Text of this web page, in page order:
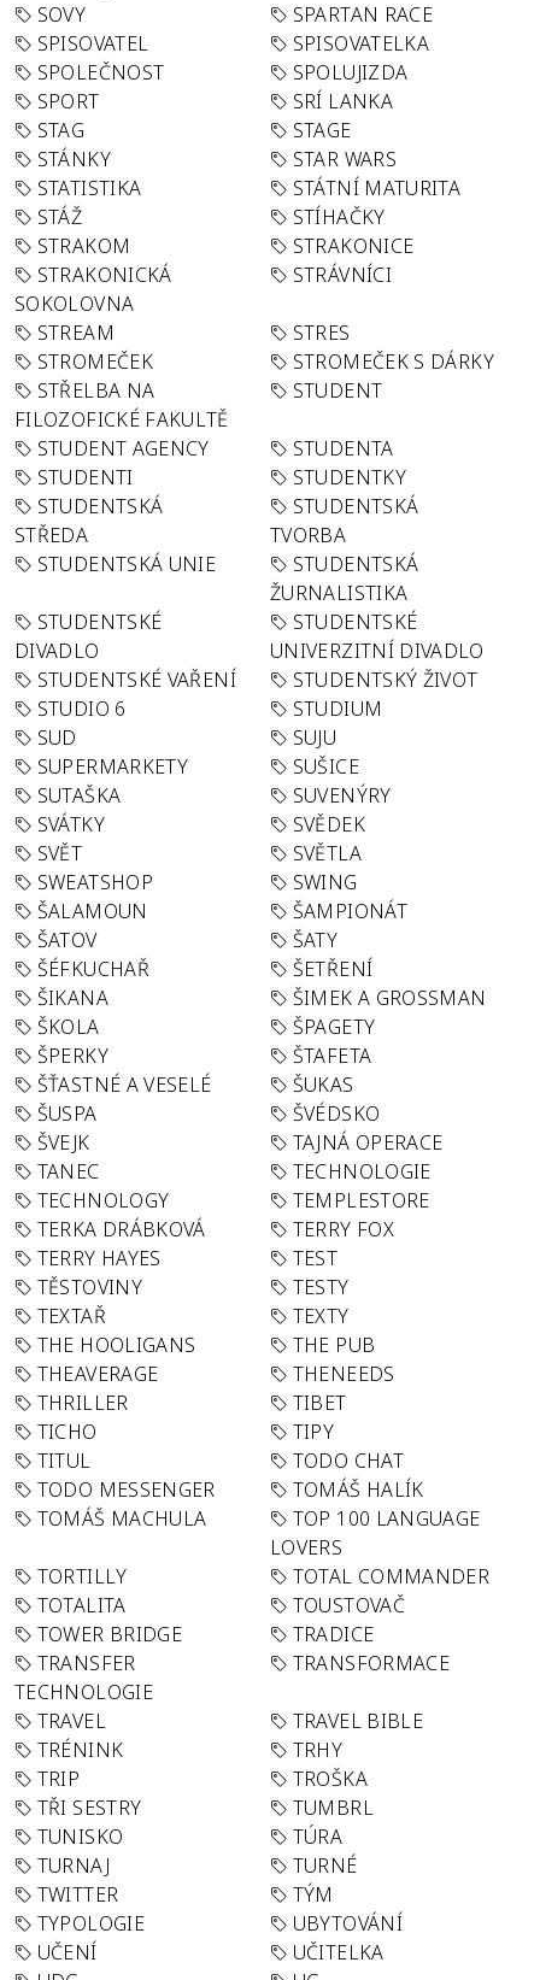
SOVY
SPARTAN RACE
SPISOVATEL
SPISOVATELKA
SPOLEČNOST
SPOLUJIZDA
SPORT
SRÍ LANKA
STAG
STAGE
STÁNKY
STAR WARS
STATISTIKA
STÁTNÍ MATURITA
STÁŽ
STÍHAČKY
STRAKOM
STRAKONICE
STRAKONICKÁ
SOKOLOVNA
STRÁVNÍCI
STREAM
STRES
STROMEČEK
STROMEČEK S DÁRKY
STŘELBA NA
FILOZOFICKÉ FAKULTĚ
STUDENT
STUDENT AGENCY
STUDENTA
STUDENTI
STUDENTKY
STUDENTSKÁ
STŘEDA
STUDENTSKÁ
TVORBA
STUDENTSKÁ UNIE
STUDENTSKÁ
ŽURNALISTIKA
STUDENTSKÉ
DIVADLO
STUDENTSKÉ
UNIVERZITNÍ DIVADLO
STUDENTSKÉ VAŘENÍ
STUDENTSKÝ ŽIVOT
STUDIO 6
STUDIUM
SUD
SUJU
SUPERMARKETY
SUŠICE
SUTAŠKA
SUVENÝRY
SVÁTKY
SVĚDEK
SVĚT
SVĚTLA
SWEATSHOP
SWING
ŠALAMOUN
ŠAMPIONÁT
ŠATOV
ŠATY
ŠÉFKUCHAŘ
ŠETŘENÍ
ŠIKANA
ŠIMEK A GROSSMAN
ŠKOLA
ŠPAGETY
ŠPERKY
ŠTAFETA
ŠŤASTNÉ A VESELÉ
ŠUKAS
ŠUSPA
ŠVÉDSKO
ŠVEJK
TAJNÁ OPERACE
TANEC
TECHNOLOGIE
TECHNOLOGY
TEMPLESTORE
TERKA DRÁBKOVÁ
TERRY FOX
TERRY HAYES
TEST
TĚSTOVINY
TESTY
TEXTAŘ
TEXTY
THE HOOLIGANS
THE PUB
THEAVERAGE
THENEEDS
THRILLER
TIBET
TICHO
TIPY
TITUL
TODO CHAT
TODO MESSENGER
TOMÁŠ HALÍK
TOMÁŠ MACHULA
TOP 100 LANGUAGE
LOVERS
TORTILLY
TOTAL COMMANDER
TOTALITA
TOUSTOVAČ
TOWER BRIDGE
TRADICE
TRANSFER
TECHNOLOGIE
TRANSFORMACE
TRAVEL
TRAVEL BIBLE
TRÉNINK
TRHY
TRIP
TROŠKA
TŘI SESTRY
TUMBRL
TUNISKO
TÚRA
TURNAJ
TURNÉ
TWITTER
TÝM
TYPOLOGIE
UBYTOVÁNÍ
UČENÍ
UČITELKA